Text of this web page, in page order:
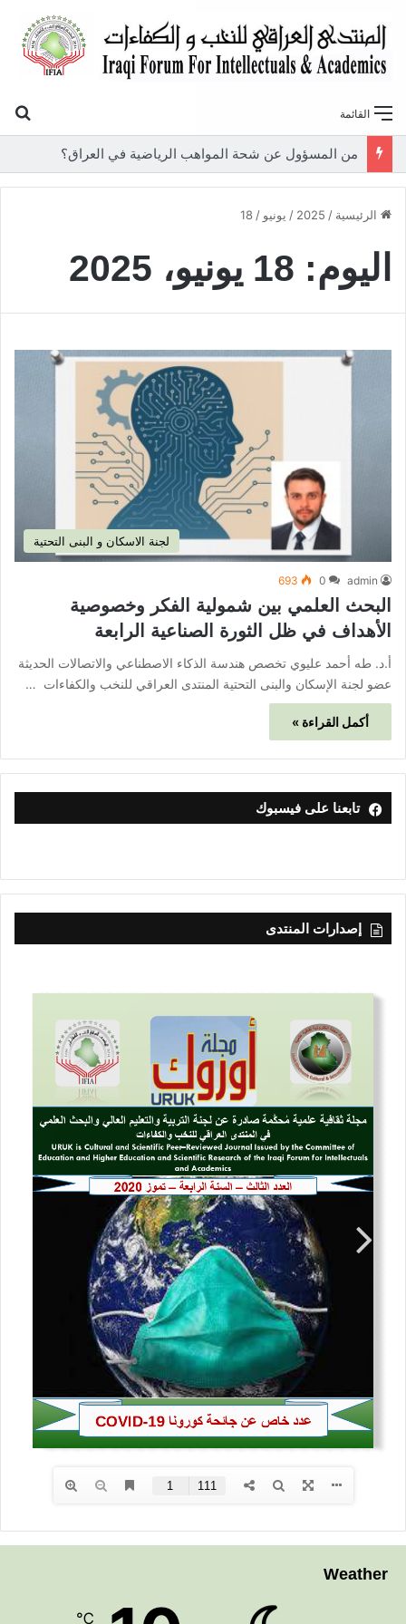
القائمة
من المسؤول عن شحة المواهب الرياضية في العراق؟
الرئيسية /
2025
/ يونيو /
18
اليوم: 18 يونيو، 2025
لجنة الاسكان و البنى التحتية
admin
0
693
البحث العلمي بين شمولية الفكر وخصوصية
الأهداف في ظل الثورة الصناعية الرابعة
أ.د. طه أحمد عليوي تخصص هندسة الذكاء الاصطناعي والاتصالات الحديثة
عضو لجنة الإسكان والبنى التحتية المنتدى العراقي للنخب والكفاءات …
أكمل القراءة »
تابعنا على فيسبوك
إصدارات المنتدى
Weather
℃